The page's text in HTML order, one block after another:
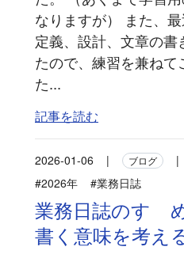
なりますが） また、
定義、設計、文章の書
たので、練習を兼ねて
た...
記事を読む
2026-01-06 | ブログ |
#2026年
#業務日誌
業務日誌のすゝ
書く意味を考え